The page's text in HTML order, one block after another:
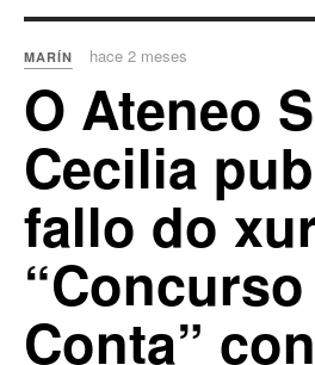
MARÍN hace 2 meses
O Ateneo
Cecilia
fallo do
Conta”